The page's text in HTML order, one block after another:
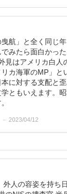
航」と全く同じ
みたら面白かっ
見はアメリカ白
カ海軍のMP」
に対する支配と
ともいえます。
2023/04/12
人の容姿を持ち